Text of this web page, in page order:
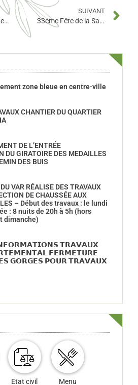
Que faire ce week-end ? Découvrez Ollioules !
SUIVANT
33ème Fête de la Saint Eloi d’Ollioules
zone bleue en centre-ville
CHANTIER DU QUARTIER
DE L’ENTRÉE
DU GIRATOIRE DES MEDAILLES
DES BUIS
VAR RÉALISE DES TRAVAUX
DE CHAUSSÉE AUX
– Début des travaux : le lundi
: 8 nuits de 20h à 5h (hors
dimanche)
𝗧𝗥𝗔𝗩𝗔𝗨𝗫
𝗙𝗘𝗥𝗠𝗘𝗧𝗨𝗥𝗘
𝗚𝗢𝗥𝗚𝗘𝗦 𝗣𝗢𝗨𝗥 𝗧𝗥𝗔𝗩𝗔𝗨𝗫
Etat civil Menu